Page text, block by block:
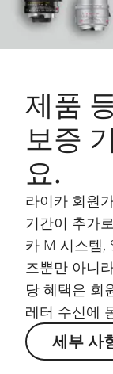
제품
보증
요.
라이카 회원
기간이 추가
카 M 시스템,
즈뿐만 아니
당 혜택은 회
레터 수신에
세부 사